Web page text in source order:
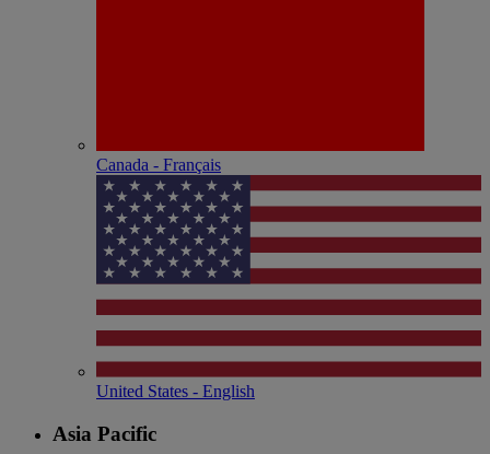
Canada - Français
United States - English
Asia Pacific